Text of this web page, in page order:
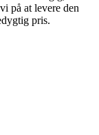
på at levere den
pris.